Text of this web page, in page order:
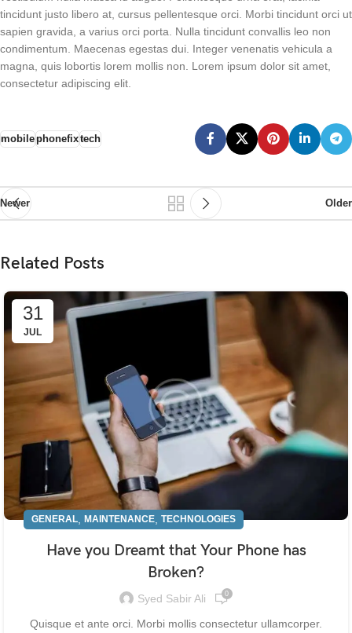
tincidunt justo libero at, cursus pellentesque orci. Morbi tincidunt orci ut
sapien gravida, a varius orci porta. Nulla tincidunt convallis leo non
condimentum. Maecenas egestas dui. Integer venenatis vehicula a
magna, quis lobortis lorem mollis non. Lorem ipsum dolor sit amet,
consectetur adipiscing elit.
mobilephonefixtech
Newer Older
Related Posts
31
JUL
GENERAL MAINTENANCE TECHNOLOGIES
Have you Dreamt that Your Phone has
Broken?
Syed Sabir Ali 0
Quisque et ante orci. Morbi mollis consectetur ullamcorper.